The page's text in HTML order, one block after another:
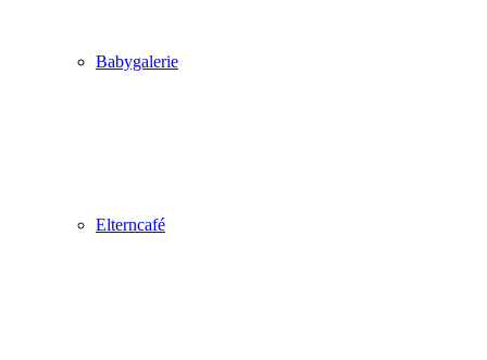
Babygalerie
Elterncafé